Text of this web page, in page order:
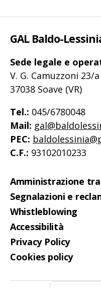
GAL Baldo-
Sede legale e
V. G. Camuzzoni 23/a
37038 Soave (VR)
Tel.: 045/6780048
Mail:
PEC:
C.F.: 93102010233
Amministrazione
Segnalazioni e
Whistleblowing
Accessibilità
Privacy Policy
Cookies policy